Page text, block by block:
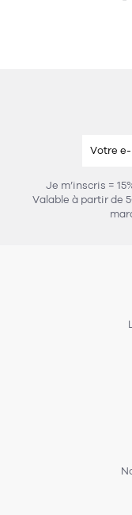
Je m’inscris =
Valable à partir de